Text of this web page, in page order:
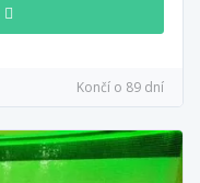
Končí o 89 dní